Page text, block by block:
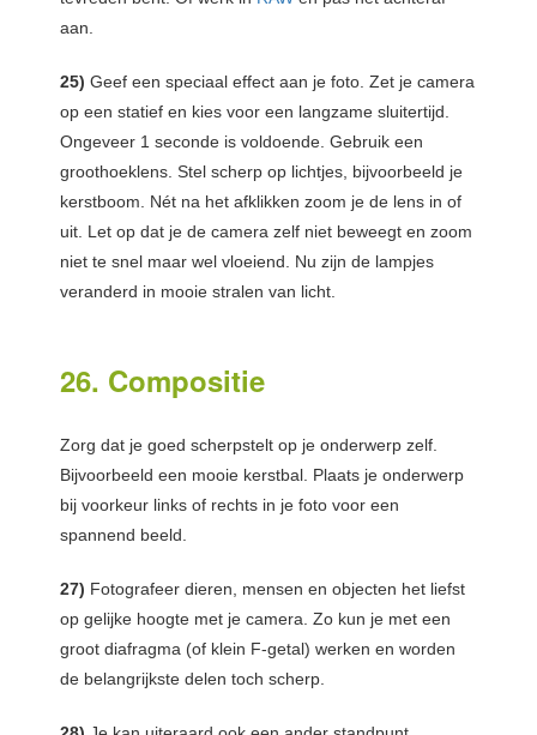
aan.
25) Geef een speciaal effect aan je foto. Zet je camera
op een statief en kies voor een langzame sluitertijd.
Ongeveer 1 seconde is voldoende. Gebruik een
groothoeklens. Stel scherp op lichtjes, bijvoorbeeld je
kerstboom. Nét na het afklikken zoom je de lens in of
uit. Let op dat je de camera zelf niet beweegt en zoom
niet te snel maar wel vloeiend. Nu zijn de lampjes
veranderd in mooie stralen van licht.
26. Compositie
Zorg dat je goed scherpstelt op je onderwerp zelf.
Bijvoorbeeld een mooie kerstbal. Plaats je onderwerp
bij voorkeur links of rechts in je foto voor een
spannend beeld.
27) Fotografeer dieren, mensen en objecten het liefst
op gelijke hoogte met je camera. Zo kun je met een
groot diafragma (of klein F-getal) werken en worden
de belangrijkste delen toch scherp.